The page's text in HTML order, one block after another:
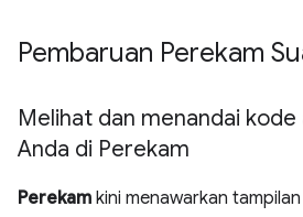
Pembaruan Perekam
Melihat dan menandai
Anda di Perekam
Perekam kini menawarkan